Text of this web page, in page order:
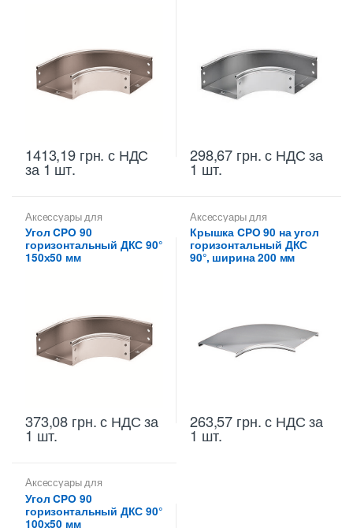
1413,19 грн. с НДС
за 1 шт.
298,67 грн.с НДС за
1 шт.
Аксессуары для
металлических лотков
для цельных,
перфорированных лотков
Угол CPO 90
горизонтальный ДКС 90°
150х50 мм
373,08 грн.с НДС за
1 шт.
Аксессуары для
металлических лотков
Крышки на повороты,
ответвители
Крышка CPO 90 на угол
горизонтальный ДКС
90°, ширина 200 мм
263,57 грн.с НДС за
1 шт.
Аксессуары для
металлических лотков
для цельных,
перфорированных лотков
Угол CPO 90
горизонтальный ДКС 90°
100х50 мм